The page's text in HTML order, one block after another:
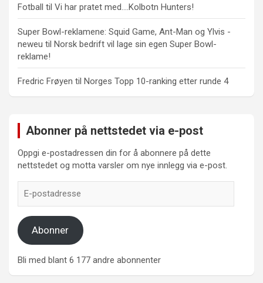
Fotball til Vi har pratet med….Kolbotn Hunters!
Super Bowl-reklamene: Squid Game, Ant-Man og Ylvis -
neweu til Norsk bedrift vil lage sin egen Super Bowl-
reklame!
Fredric Frøyen til Norges Topp 10-ranking etter runde 4
Abonner på nettstedet via e-post
Oppgi e-postadressen din for å abonnere på dette
nettstedet og motta varsler om nye innlegg via e-post.
postadresse
Abonner
Bli med blant 6 177 andre abonnenter